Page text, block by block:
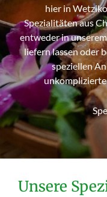
hier in
Spezialitäten aus
entweder in
liefern lassen oder
speziellen
Unsere